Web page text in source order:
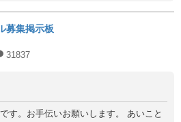
募集掲示板
31837
す。お手伝いお願いします。 あいこと